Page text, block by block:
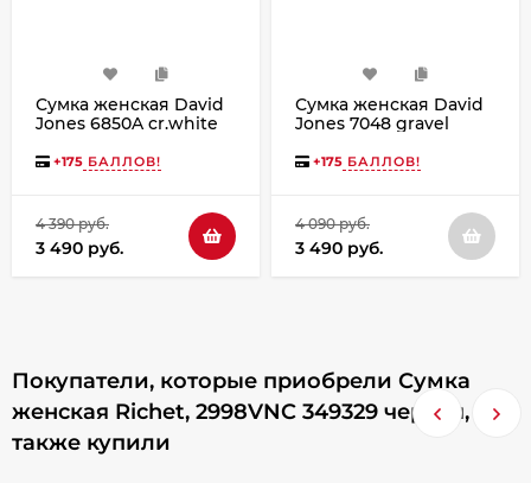
Сумка женская David
Jones 6850A cr.white
+175 БАЛЛОВ!
4 390 руб.
3 490 руб.
Сумка женская David
Jones 7048 gravel
+175 БАЛЛОВ!
4 090 руб.
3 490 руб.
Покупатели, которые приобрели Сумка
женская Richet, 2998VNC 349329 черная,
также купили